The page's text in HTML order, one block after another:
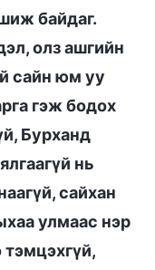
байдаг.
олз ашгийн
сайн юм уу
гэж бодох
Бурханд
нь
сайхан
улмаас нэр